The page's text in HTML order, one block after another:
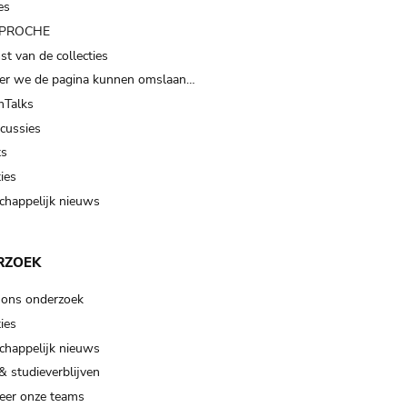
van de collecties
we de pagina kunnen omslaan…
nieuws
onderzoek
nieuws
studieverblijven
onze teams